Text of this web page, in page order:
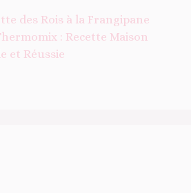
des Rois à la Frangipane
: Recette Maison
et Réussie